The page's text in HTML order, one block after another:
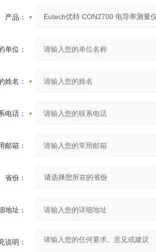
产品：
单位：
姓名：
电话：
邮箱：
省份：
地址：
说明：